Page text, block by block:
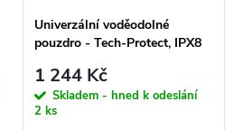
Univerzální voděodolné
pouzdro - Tech-Protect, IPX8
Gray
1 244 Kč
Skladem - hned k odeslání
2 ks